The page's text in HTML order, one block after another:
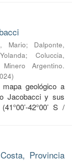
Mario; Dalponte,
;Coluccia,
Argentino.
)
geológico a
Jacobacci y sus
42°00’ S /
Provincia